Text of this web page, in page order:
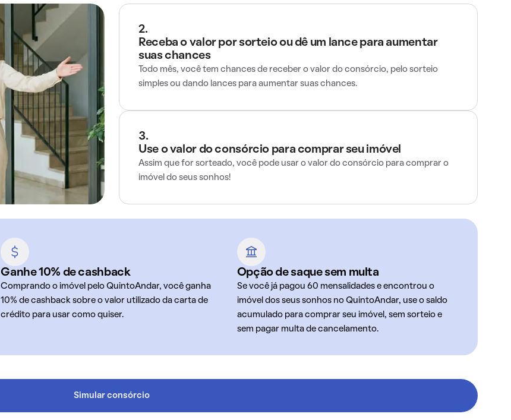
2.
Receba o valor por sorteio ou dê um lance para aumentar
suas chances
Todo mês, você tem chances de receber o valor do consórcio, pelo sorteio
simples ou dando lances para aumentar suas chances.
3.
Use o valor do consórcio para comprar seu imóvel
Assim que for sorteado, você pode usar o valor do consórcio para comprar o
imóvel do seus sonhos!
Ganhe 10% de cashback
Comprando o imóvel pelo QuintoAndar, você ganha
10% de cashback sobre o valor utilizado da carta de
crédito para usar como quiser.
Opção de saque sem multa
Se você já pagou 60 mensalidades e encontrou o
imóvel dos seus sonhos no QuintoAndar, use o saldo
acumulado para comprar seu imóvel, sem sorteio e
sem pagar multa de cancelamento.
Simular consórcio